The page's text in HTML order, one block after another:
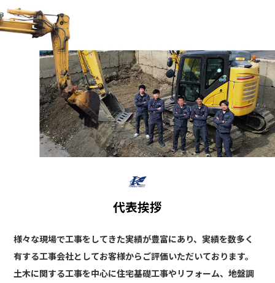
代表挨拶
様々な現場で工事をしてきた実績が豊富にあり、実績を数多く
有する工事会社としてお客様からご評価いただいております。
土木に関する工事を中心に住宅基礎工事やリフォーム、地盤調